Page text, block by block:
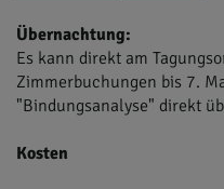
Übernachtung:
Es kann direkt am
Zimmerbuchungen bis 7.
"Bindungsanalyse" direkt
Kosten